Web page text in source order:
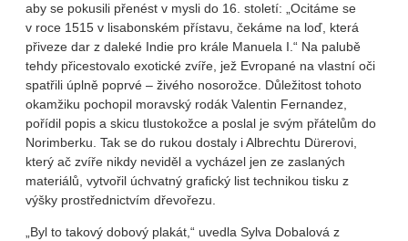
aby se pokusili přenést v mysli do 16. století: „Ocitáme se
v roce 1515 v lisabonském přístavu, čekáme na loď, která
přiveze dar z daleké Indie pro krále Manuela I.“ Na palubě
tehdy přicestovalo exotické zvíře, jež Evropané na vlastní oči
spatřili úplně poprvé – živého nosorožce. Důležitost tohoto
okamžiku pochopil moravský rodák Valentin Fernandez,
pořídil popis a skicu tlustokožce a poslal je svým přátelům do
Norimberku. Tak se do rukou dostaly i Albrechtu Dürerovi,
který ač zvíře nikdy neviděl a vycházel jen ze zaslaných
materiálů, vytvořil úchvatný grafický list technikou tisku z
výšky prostřednictvím dřevořezu.
„Byl to takový dobový plakát,“ uvedla Sylva Dobalová z